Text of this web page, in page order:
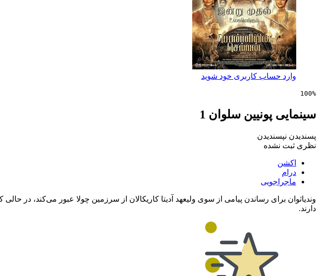
وارد حساب کاربری خود شوید
100%
سینمایی پونیین سلوان 1
پسندیدن نپسندیدن
نظری ثبت نشده
اکشن
درام
ماجراجویی
وندیاثوان برای رساندن پیامی از سوی ولیعهد آدیتا کاریکالان از سرزمین چولا عبور می‌کند، در
دارند.